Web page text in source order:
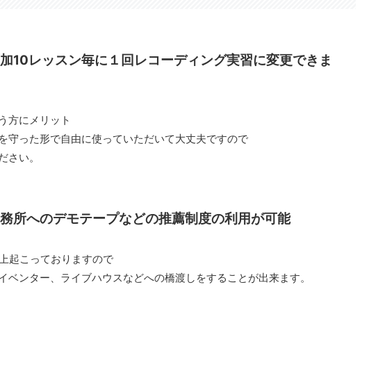
10レッスン毎に１回レコーディング実習に変更できま
方にメリット
守った形で自由に使っていただいて大丈夫ですので
さい。
所へのデモテープなどの推薦制度の利用が可能
起こっておりますので
ンター、ライブハウスなどへの橋渡しをすることが出来ます。